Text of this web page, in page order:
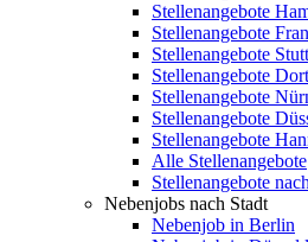
Stellenangebote
Stellenangebote
Stellenangebote
Stellenangebote
Stellenangebote
Stellenangebote
Stellenangebote
Alle Stellenangebote
Stellenangebote
Nebenjobs nach Stadt
Nebenjob in Berlin